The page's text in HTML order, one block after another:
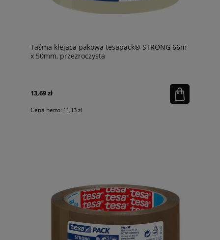
Taśma klejąca pakowa tesapack® STRONG 66m
x 50mm, przezroczysta
13,69 zł
Cena netto: 11,13 zł